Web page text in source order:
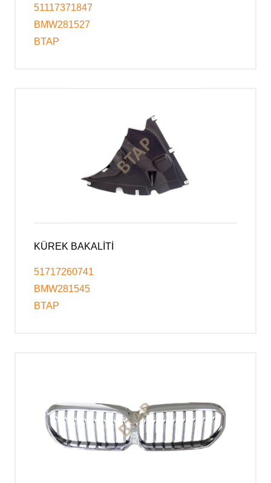
51117371847
BMW281527
BTAP
KÜREK BAKALİTİ
51717260741
BMW281545
BTAP